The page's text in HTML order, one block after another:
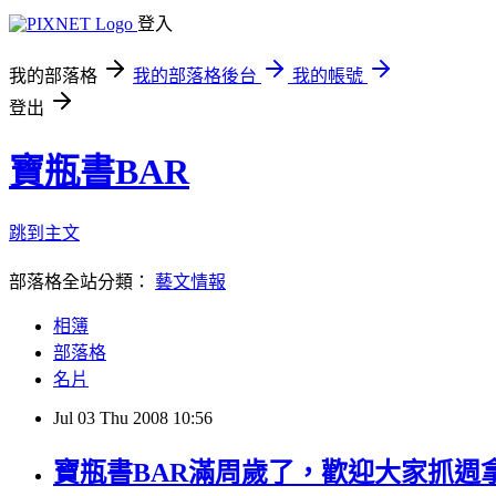
登入
我的部落格 我的部落格後台
我的帳號
登出
寶瓶書BAR
跳到主文
部落格全站分類： 藝文情報
相簿
部落格
名片
Jul 03 Thu 2008 10:56
寶瓶書BAR滿周歲了，歡迎大家抓週